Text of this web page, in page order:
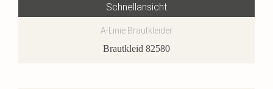
Schnellansicht
A-Linie Brautkleider
Brautkleid 82580